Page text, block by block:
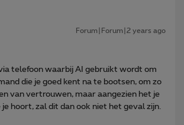
Forum|Forum|2 years ago
telefoon waarbij AI gebruikt wordt om
die je goed kent na te bootsen, om zo
van vertrouwen, maar aangezien het je
hoort, zal dit dan ook niet het geval zijn.